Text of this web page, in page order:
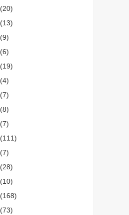
(20)
(13)
(9)
(6)
(19)
(4)
(7)
(8)
(7)
(111)
(7)
(28)
(10)
(168)
(73)